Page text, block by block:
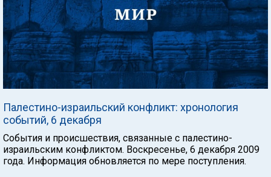
Палестино-израильский конфликт: хронология
событий, 6 декабря
События и происшествия, связанные с палестино-
израильским конфликтом. Воскресенье, 6 декабря 2009
года. Информация обновляется по мере поступления.